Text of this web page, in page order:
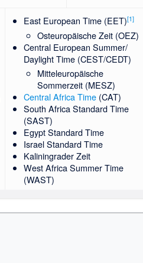
East European Time (EET)[1]
Osteuropäische Zeit(OEZ)
Central European Summer/
Daylight Time (CEST/CEDT)
Mitteleuropäische
Sommerzeit (MESZ)
Central Africa Time(CAT)
South Africa Standard Time
(SAST)
Egypt Standard Time
Israel Standard Time
Kaliningrader Zeit
West Africa Summer Time
(WAST)